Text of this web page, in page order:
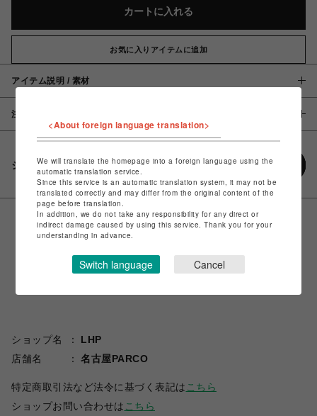
カートに入れる
お気に入りアイテムに追加
アイテム説明 / 素材
注意事項
シェアする
ショップ名
LHP
店舗名
名古屋PARCO
特定商取引法など法令に基づく表記は こちら
ショップお問い合わせは こちら
<About foreign language translation>
We will translate the homepage into a foreign language using the
automatic translation service.
Since this service is an automatic translation system, it may not be
translated correctly and may differ from the original content of the
page before translation.
In addition, we do not take any responsibility for any direct or
indirect damage caused by using this service. Thank you for your
understanding in advance.
Switch language Cancel